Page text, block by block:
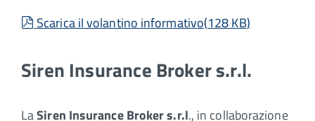
pdf
Scarica il volantino informativo(128 KB)
Siren Insurance Broker s.r.l.
LaSiren Insurance Broker s.r.l., in collaborazione